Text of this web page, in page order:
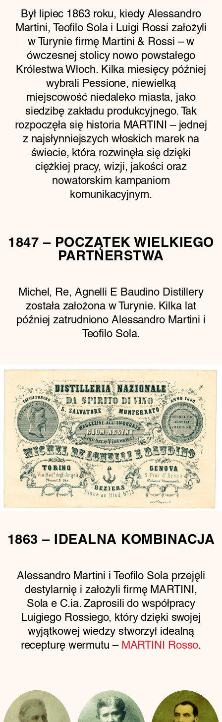
Był lipiec 1863 roku, kiedy Alessandro
Martini, Teofilo Sola i Luigi Rossi założyli
w Turynie firmę Martini & Rossi – w
ówczesnej stolicy nowo powstałego
Królestwa Włoch. Kilka miesięcy później
wybrali Pessione, niewielką
miejscowość niedaleko miasta, jako
siedzibę zakładu produkcyjnego. Tak
rozpoczęła się historia MARTINI – jednej
z najsłynniejszych włoskich marek na
świecie, która rozwinęła się dzięki
ciężkiej pracy, wizji, jakości oraz
nowatorskim kampaniom
komunikacyjnym.
1847 – POCZĄTEK WIELKIEGO
PARTNERSTWA
Michel, Re, Agnelli E Baudino Distillery
została założona w Turynie. Kilka lat
później zatrudniono Alessandro Martini i
Teofilo Sola.
1863 – IDEALNA KOMBINACJA
Alessandro Martini i Teofilo Sola przejęli
destylarnię i założyli firmę MARTINI,
Sola e C.ia. Zaprosili do współpracy
Luigiego Rossiego, który dzięki swojej
wyjątkowej wiedzy stworzył idealną
recepturę wermutu – MARTINI Rosso.